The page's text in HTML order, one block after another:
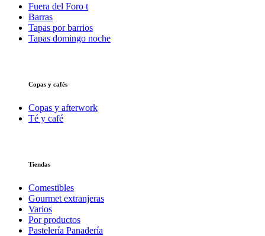
Fuera del Foro t
Barras
Tapas por barrios
Tapas domingo noche
Copas y cafés
Copas y afterwork
Té y café
Tiendas
Comestibles
Gourmet extranjeras
Varios
Por productos
Pastelería Panadería